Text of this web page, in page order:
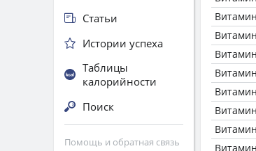
Статьи
Истории успеха
Таблицы
калорийности
Поиск
Помощь и обратная связь